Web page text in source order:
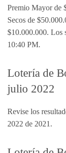
Premio Mayor de
Secos de
$10.000.000. Los
10:40 PM.
Lotería de
julio 2022
Revise los
2022 de 2021.